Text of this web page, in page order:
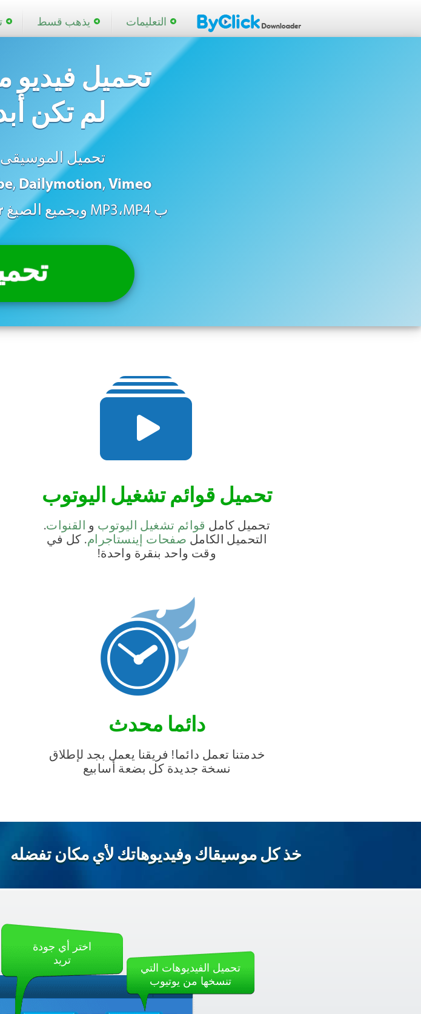
التعليمات يذهب قسط
تحميل فيديو
لم تكن
تحميل الموسيقى
, Dailymotion, Vimeo
ب MP3،MP4 وبجميع الصيغ
تحميل قوائم تشغيل اليوتوب
تحميل كامل قوائم تشغيل اليوتوب و القنوات.
التحميل الكامل صفحات إينستاجرام. كل في
وقت واحد بنقرة واحدة!
دائما محدث
خدمتنا تعمل دائما! فريقنا يعمل بجد لإطلاق
نسخة جديدة كل بضعة أسابيع
خذ كل موسيقاك وفيديوهاتك لأي مكان تفضله
اختر أي جودة
تريد
تحميل الفيديوهات التي
تنسخها من يوتيوب